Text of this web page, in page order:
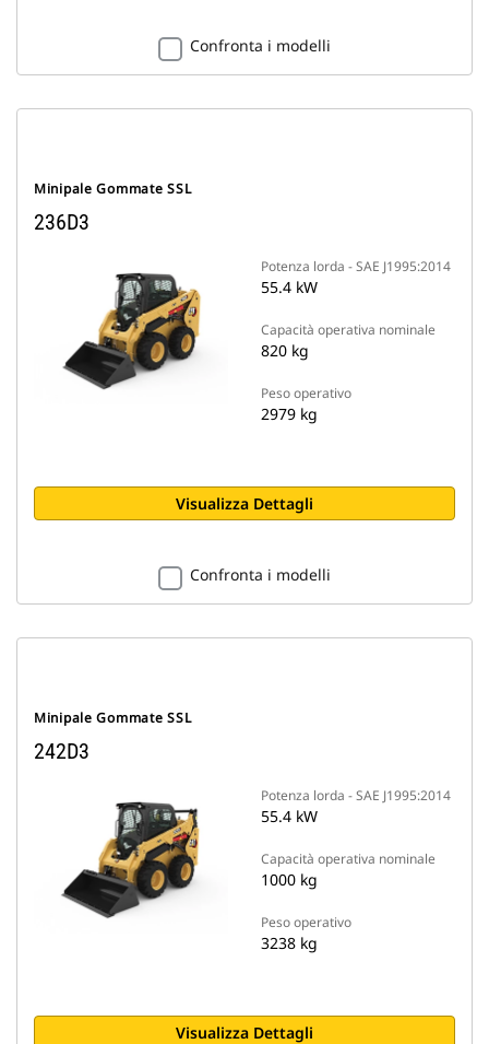
Confronta i modelli
Minipale Gommate SSL
236D3
Potenza lorda - SAE J1995:2014
55.4 kW
Capacità operativa nominale
820 kg
Peso operativo
2979 kg
Visualizza Dettagli
Confronta i modelli
Minipale Gommate SSL
242D3
Potenza lorda - SAE J1995:2014
55.4 kW
Capacità operativa nominale
1000 kg
Peso operativo
3238 kg
Visualizza Dettagli